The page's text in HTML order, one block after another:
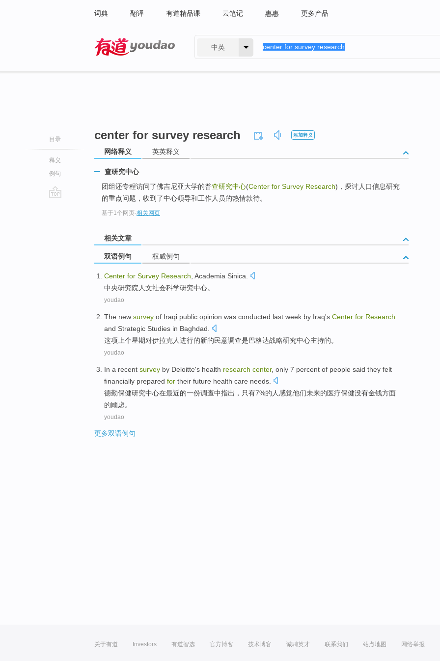
词典 翻译 有道精品课 云笔记 惠惠 更多产品
中英
目录
释义
例句
center for survey research 添加释义
网络释义 英英释义
查研究中心
团组还专程访问了佛吉尼亚大学的普查研究中心(Center for Survey Research)，探讨人口信息研究
的重点问题，收到了中心领导和工作人员的热情款待。
基于1个网页-相关网页
相关文章
双语例句 权威例句
Center for Survey Research , Academia Sinica
中央研究院人文社会科学研究中心。
youdao
The new survey of Iraqi public opinion was conducted last week by Iraq's Center for Research
and Strategic Studies in Baghdad
这项 上个星期对伊拉克人进行的新的民意调查是巴格达战略研究中心主持的。
youdao
In a recent survey by Deloitte's health research center, only 7 percent of people said they felt
financially prepared for their future health care needs.
德勤保健研究中心在最近的一份调查中指出， 只有7%的 人 感觉他们未来的医疗保健没有金钱方面
的顾虑。
youdao
更多双语例句
关于有道 Investors 有道智选 官方博客 技术博客 诚聘英才 联系我们 站点地图 网络举报